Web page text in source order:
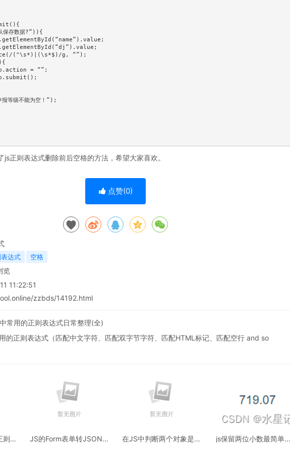
存数据?”)){
(^\s*)|(\s*$)/g, “”);
= “”;
等级不能为空！”);
js正则表达式删除前后空格的方法，希望大家喜欢。
点赞(0)
达式 空格
览
11:22:51
zzbds/14192.html
常用的正则表达式日常整理(全)
的正则表达式（匹配中文字符、匹配双字节字符、匹配HTML标记、匹配空行 and so
表
JS的Form表单转JSON格
在JS中判断两个对象是否
js保留两位小数最简单的